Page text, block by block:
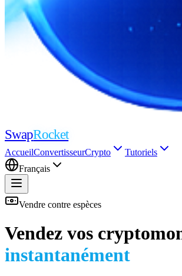
SwapRocket
AccueilConvertisseurCrypto
Tutoriels
Français
Vendre contre espèces
Vendez vos
instantanément